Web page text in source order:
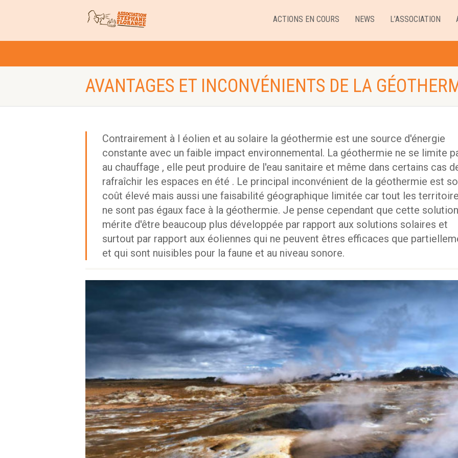
ACTIONS EN COURS NEWS L’ASSOCIATION
AVANTAGES ET INCONVÉNIENTS DE LA
Contrairement à l éolien et au solaire la géothermie est une source d'énergie
constante avec un faible impact environnemental. La géothermie ne se limite
au chauffage , elle peut produire de l'eau sanitaire et même dans certains cas
rafraîchir les espaces en été . Le principal inconvénient de la géothermie est
coût élevé mais aussi une faisabilité géographique limitée car tout les
ne sont pas égaux face à la géothermie. Je pense cependant que cette solution
mérite d'être beaucoup plus développée par rapport aux solutions solaires et
surtout par rapport aux éoliennes qui ne peuvent êtres efficaces que
et qui sont nuisibles pour la faune et au niveau sonore.